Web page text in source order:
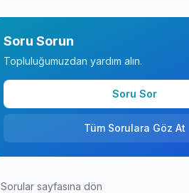
Soru Sorun
Topluluğumuzdan yardım alın.
Soru Sor
Tüm Sorulara Göz At
Sorular sayfasına dön